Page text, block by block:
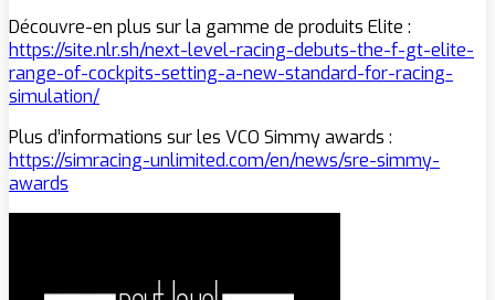
Découvre-en plus sur la gamme de produits Elite :
https://site.nlr.sh/next-level-racing-debuts-the-f-gt-elite-
range-of-cockpits-setting-a-new-standard-for-racing-
simulation/
Plus d’informations sur les VCO Simmy awards :
https://simracing-unlimited.com/en/news/sre-simmy-
awards